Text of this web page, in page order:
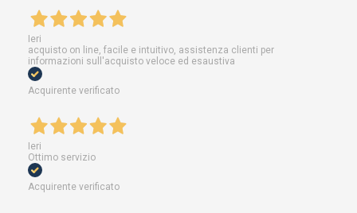
Ieri
acquisto on line, facile e intuitivo, assistenza clienti per
informazioni sull'acquisto veloce ed esaustiva
Acquirente verificato
Ieri
Ottimo servizio
Acquirente verificato